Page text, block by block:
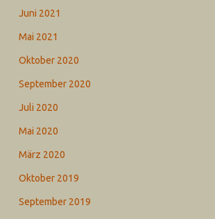
Juni 2021
Mai 2021
Oktober 2020
September 2020
Juli 2020
Mai 2020
März 2020
Oktober 2019
September 2019